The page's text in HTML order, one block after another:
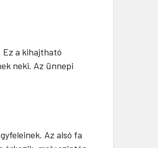
Ez a kihajtható
neki. Az ünnepi
Az alsó fa